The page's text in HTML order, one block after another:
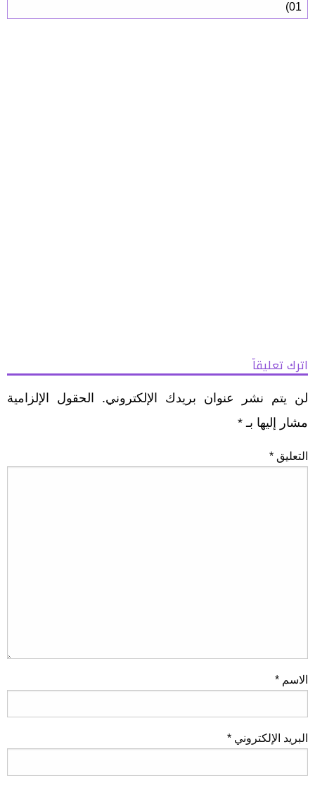
01)
اترك تعليقاً
لن يتم نشر عنوان بريدك الإلكتروني.
الحقول الإلزامية
مشار إليها بـ *
التعليق *
الاسم *
البريد الإلكتروني *